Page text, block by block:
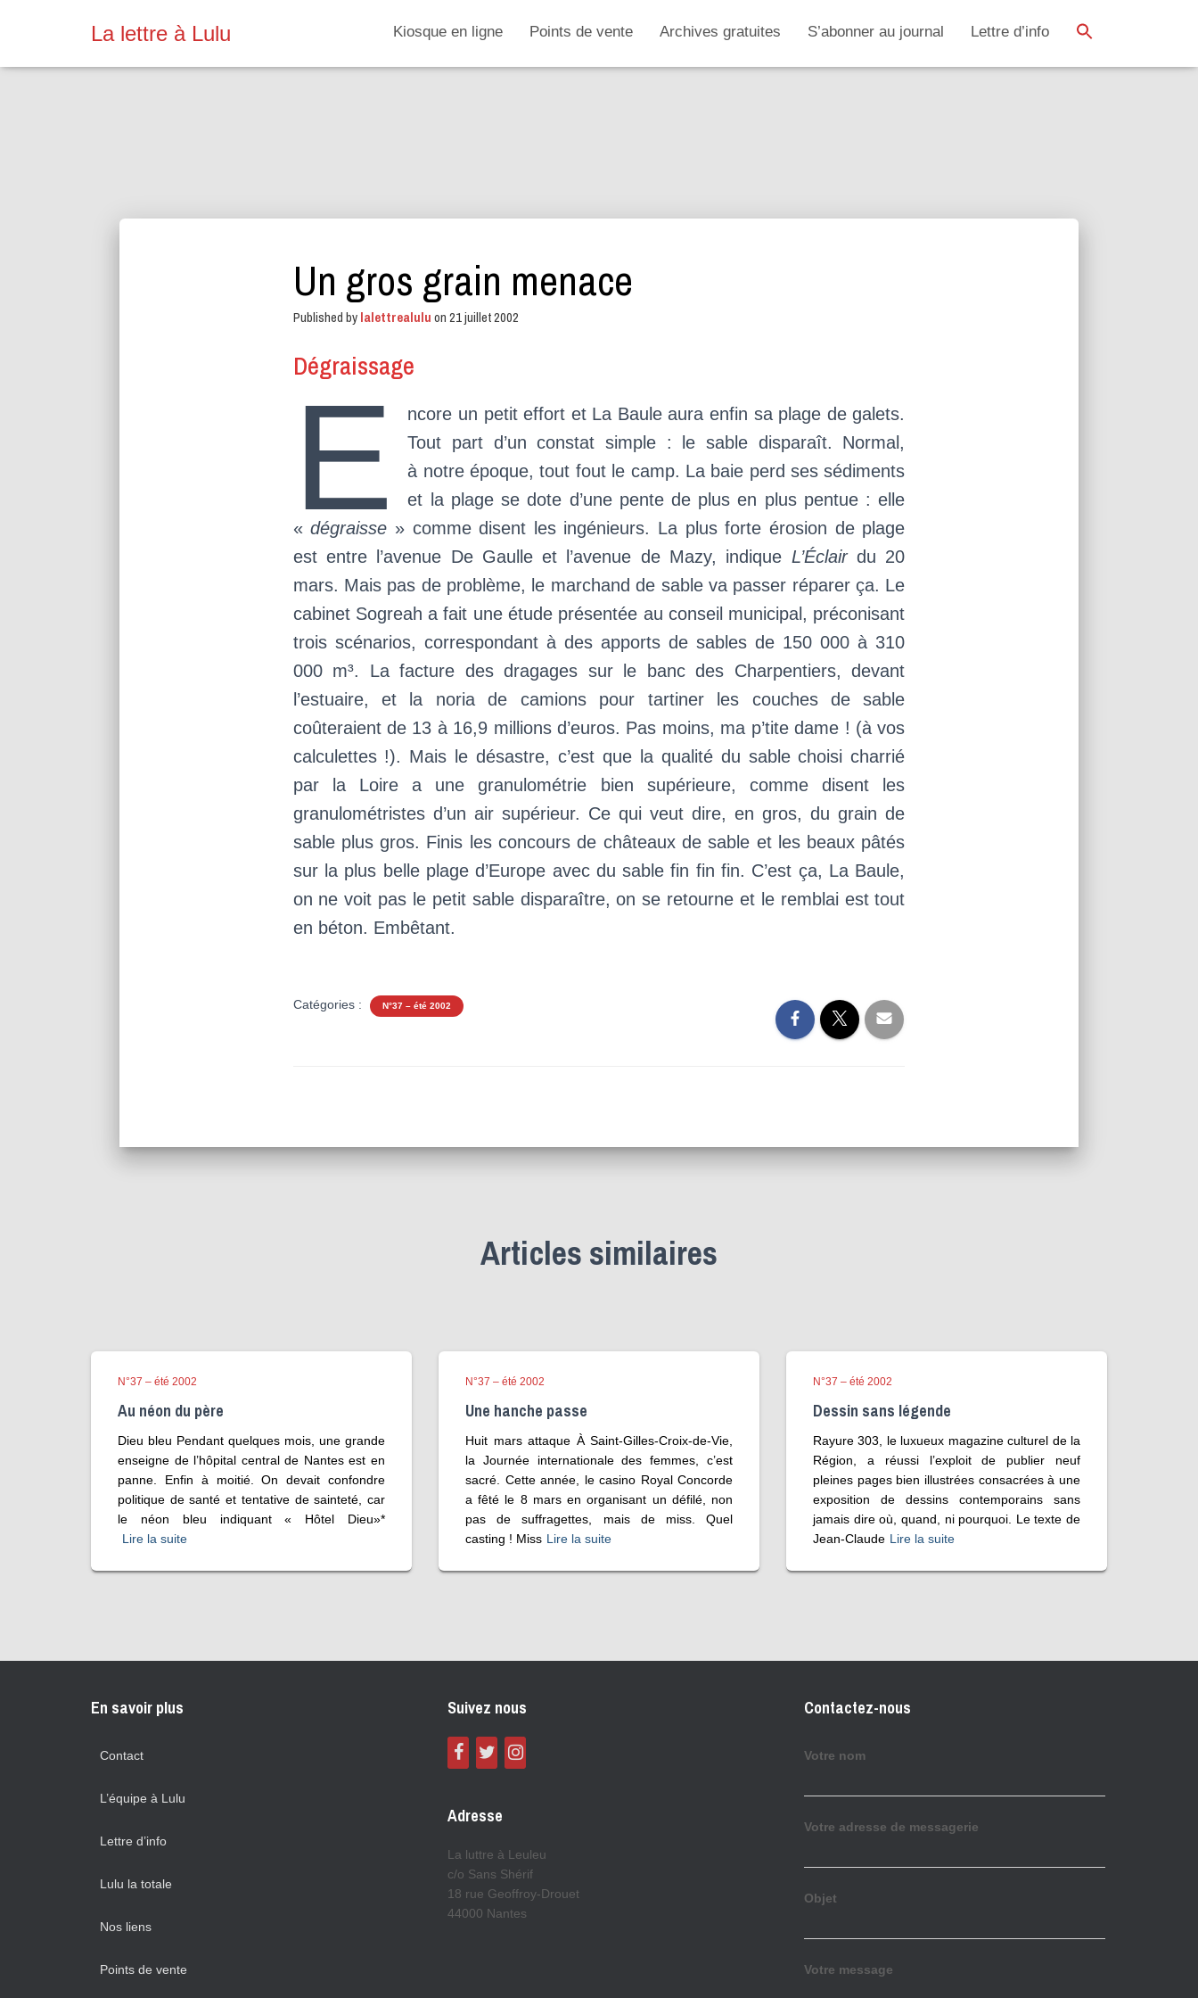
La lettre à Lulu Kiosque en ligne Points de vente Archives gratuites S’abonner au journal Lettre d’info
Un gros grain menace
Published bylalettrealuluon21 juillet 2002
Dégraissage
E
ncore un petit effort et La Baule aura enfin sa plage de galets.
Tout part d’un constat simple : le sable disparaît. Normal,
à notre époque, tout fout le camp. La baie perd ses sédiments
et la plage se dote d’une pente de plus en plus pentue : elle
«dégraisse » comme disent les ingénieurs. La plus forte érosion de plage
est entre l’avenue De Gaulle et l’avenue de Mazy, indique L’Éclairdu 20
mars. Mais pas de problème, le marchand de sable va passer réparer ça. Le
cabinet Sogreah a fait une étude présentée au conseil municipal, préconisant
trois scénarios, correspondant à des apports de sables de 150 000 à 310
000 m³. La facture des dragages sur le banc des Charpentiers, devant
l’estuaire, et la noria de camions pour tartiner les couches de sable
coûteraient de 13 à 16,9 millions d’euros. Pas moins, ma p’tite dame ! (à vos
calculettes !). Mais le désastre, c’est que la qualité du sable choisi charrié
par la Loire a une granulométrie bien supérieure, comme disent les
granulométristes d’un air supérieur. Ce qui veut dire, en gros, du grain de
sable plus gros. Finis les concours de châteaux de sable et les beaux pâtés
sur la plus belle plage d’Europe avec du sable fin fin fin. C’est ça, La Baule,
on ne voit pas le petit sable disparaître, on se retourne et le remblai est tout
en béton. Embêtant.
Catégories : N°37 – été 2002
Articles similaires
N°37 – été 2002
Au néon du père
Dieu bleu Pendant quelques mois, une grande
enseigne de l’hôpital central de Nantes est en
panne. Enfin à moitié. On devait confondre
politique de santé et tentative de sainteté, car
le néon bleu indiquant « Hôtel Dieu»*
Lire la suite
N°37 – été 2002
Une hanche passe
Huit mars attaque À Saint-Gilles-Croix-de-Vie,
la Journée internationale des femmes, c’est
sacré. Cette année, le casino Royal Concorde
a fêté le 8 mars en organisant un défilé, non
pas de suffragettes, mais de miss. Quel
casting ! Miss Lire la suite
N°37 – été 2002
Dessin sans légende
Rayure 303, le luxueux magazine culturel de la
Région, a réussi l’exploit de publier neuf
pleines pages bien illustrées consacrées à une
exposition de dessins contemporains sans
jamais dire où, quand, ni pourquoi. Le texte de
Jean-Claude Lire la suite
En savoir plus
Contact
L’équipe à Lulu
Lettre d’info
Lulu la totale
Nos liens
Points de vente
Suivez nous
Adresse
La luttre à Leuleu
c/o Sans Shérif
18 rue Geoffroy-Drouet
44000 Nantes
Contactez-nous
Votre nom
Votre adresse de messagerie
Objet
Votre message